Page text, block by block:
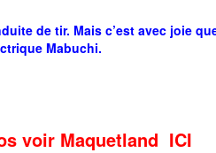
de tir. Mais c’est avec joie
Mabuchi.
voir Maquetland ICI